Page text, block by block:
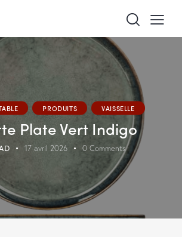
PRODUITS VAISSELLE
Plate Vert Indigo
17 avril 2026 0 Comments